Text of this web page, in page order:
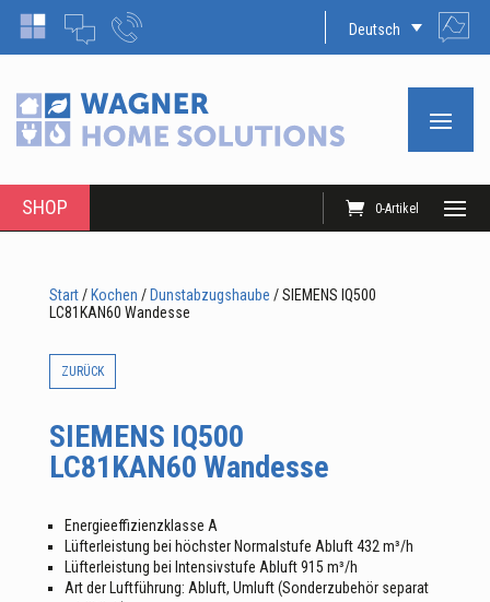
Deutsch
SHOP 0-Artikel
Start/ Kochen / Dunstabzugshaube / SIEMENS IQ500
LC81KAN60 Wandesse
ZURÜCK
SIEMENS IQ500
LC81KAN60 Wandesse
Energieeffizienzklasse A
Lüfterleistung bei höchster Normalstufe Abluft 432 m³/h
Lüfterleistung bei Intensivstufe Abluft 915 m³/h
Art der Luftführung: Abluft, Umluft (Sonderzubehör separat